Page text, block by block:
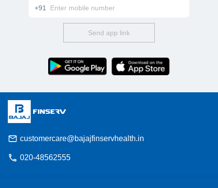
+91
Send app link
customercare@bajajfinservhealth.in
020-48562555